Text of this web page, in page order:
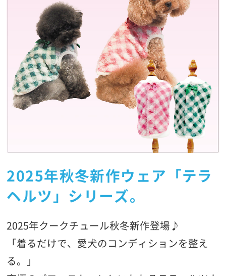
2025年秋冬新作ウェア「テラ
ヘルツ」シリーズ。
2025年クークチュール秋冬新作登場♪
「着るだけで、愛犬のコンディションを整え
る。」